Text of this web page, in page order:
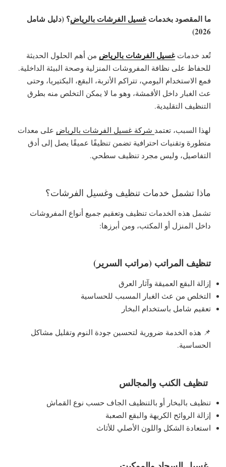
ما المقصود بخدمات غسيل الفرشات بالرياض؟ (دليل شامل
2026)
تُعد خدمات غسيل الفرشات بالرياض من أهم الحلول الحديثة
للحفاظ على نظافة المفروشات المنزلية وصحة البيئة الداخلية.
فمع الاستخدام اليومي، تتراكم الأتربة، البقع، البكتيريا، وحتى
عث الغبار داخل الأقمشة، وهو ما لا يمكن التخلص منه بطرق
التنظيف التقليدية.
لهذا السبب، تعتمد شركة غسيل الفرشات بالرياض على معدات
متطورة وتقنيات احترافية تضمن تنظيفًا عميقًا يصل إلى أدق
التفاصيل، وليس مجرد تنظيف سطحي.
ماذا تشمل خدمات تنظيف وغسيل الفرشات؟
تشمل هذه الخدمات تنظيف وتعقيم جميع أنواع المفروشات
داخل المنزل أو المكتب، ومن أبرزها:
تنظيف المراتب (مراتب السرير)
إزالة البقع العميقة وآثار العرق
التخلص من عث الغبار المسبب للحساسية
تعقيم شامل باستخدام البخار
📌 هذه الخدمة ضرورية لتحسين جودة النوم وتقليل مشاكل
الحساسية.
تنظيف الكنب والمجالس
تنظيف بالبخار أو بالتنظيف الجاف حسب نوع القماش
إزالة الروائح الكريهة والبقع الصعبة
استعادة الشكل واللون الأصلي للأثاث